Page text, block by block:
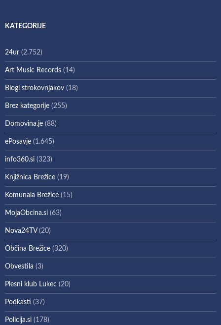
KATEGORIJE
24ur (2.752)
Art Music Records (14)
Blogi strokovnjakov (18)
Brez kategorije (255)
Domovina.je (88)
ePosavje (1.645)
info360.si (323)
Knjižnica Brežice (19)
Komunala Brežice (15)
MojaObcina.si (63)
Nova24TV(20)
Občina Brežice (320)
Obvestila (3)
Plesni klub Lukec (20)
Podkasti (37)
Policija.si (178)